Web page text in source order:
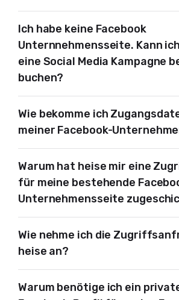
Ich habe keine Facebook
Unternnehmensseite. Kann
eine Social Media Kampagne
buchen?
Wie bekomme ich
meiner Facebook-
Warum hat heise mir eine
für meine bestehende
Unternehmensseite
Wie nehme ich die
heise an?
Warum benötige ich ein